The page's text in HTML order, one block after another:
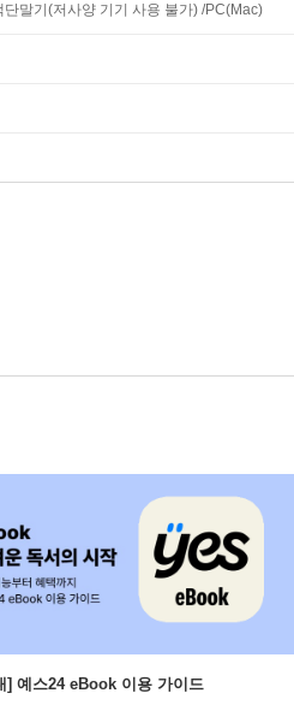
말기(저사양 기기 사용 불가) /PC(Mac)
] 예스24 eBook 이용 가이드